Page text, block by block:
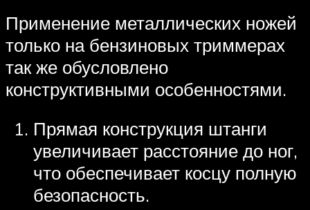
Применение металлических ножей
только на бензиновых триммерах
так же обусловлено
конструктивными особенностями.
Прямая конструкция штанги
увеличивает расстояние до ног,
что обеспечивает косцу полную
безопасность.